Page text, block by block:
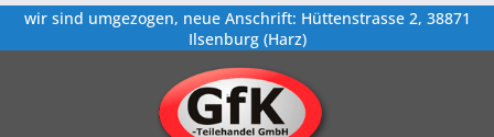
wir sind umgezogen, neue Anschrift: Hüttenstrasse 2, 38871
Ilsenburg (Harz)